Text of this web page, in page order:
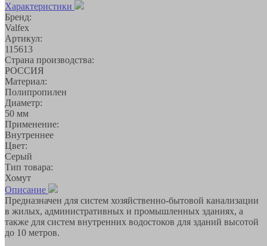
Характеристики
Бренд:
Valfex
Артикул:
115613
Страна производства:
РОССИЯ
Материал:
Полипропилен
Диаметр:
50 мм
Применение:
Внутреннее
Цвет:
Серый
Тип товара:
Хомут
Описание
Предназначен для систем хозяйственно-бытовой канализации
в жилых, административных и промышленных зданиях, а
также для систем внутренних водостоков для зданий высотой
до 10 метров.